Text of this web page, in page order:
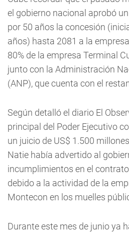
el gobierno nacional aprobó
por 50 años la concesión
años) hasta 2081 a la
80% de la empresa Terminal
junto con la Administración
(ANP), que cuenta con el
Según detalló el diario El
principal del Poder Ejecutivo
un juicio de US$ 1.500
Natie había advertido al
incumplimientos en el
debido a la actividad de la
Montecon en los muelles
Durante este mes de junio ya